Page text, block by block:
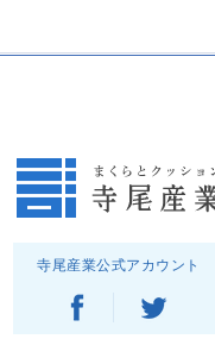
寺尾産業公式アカウント